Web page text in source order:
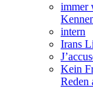
immer
intern
Irans
Kein
Reden